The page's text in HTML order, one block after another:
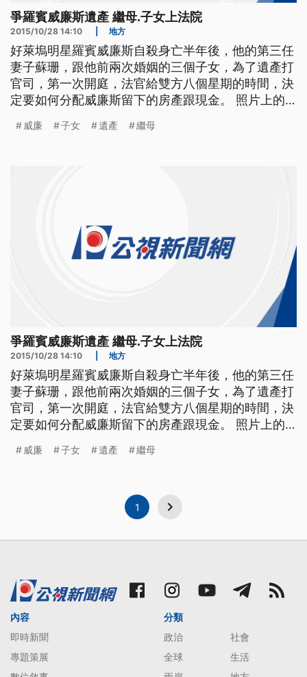
爭羅賓威廉斯遺產 繼母.子女上法院
2015/10/28 14:10 地方
好萊塢明星羅賓威廉斯自殺身亡半年後，他的第三任
妻子蘇珊，跟他前兩次婚姻的三個子女，為了遺產打
官司，第一次開庭，法官給雙方八個星期的時間，決
定要如何分配威廉斯留下的房產跟現金。 照片上的
後，無法入土為安。蘇珊跟威廉斯前兩任婚姻留下的
威廉 子女 遺產 繼母
爭羅賓威廉斯遺產 繼母.子女上法院
2015/10/28 14:10 地方
好萊塢明星羅賓威廉斯自殺身亡半年後，他的第三任
妻子蘇珊，跟他前兩次婚姻的三個子女，為了遺產打
官司，第一次開庭，法官給雙方八個星期的時間，決
定要如何分配威廉斯留下的房產跟現金。 照片上的
後，無法入土為安。蘇珊跟威廉斯前兩任婚姻留下的
保留1200件私人物品，包
威廉 子女 遺產 繼母
1
內容
即時新聞
專題策展
分類
政治
社會
全球
生活